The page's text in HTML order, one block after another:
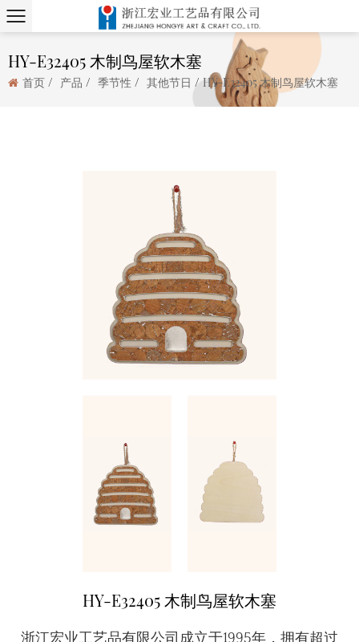
HY-E32405 木制鸟屋软木塞
首页 / 产品 / 季节性 / 其他节日 / HY-E32405 木制鸟屋软木塞
HY-E32405 木制鸟屋软木塞